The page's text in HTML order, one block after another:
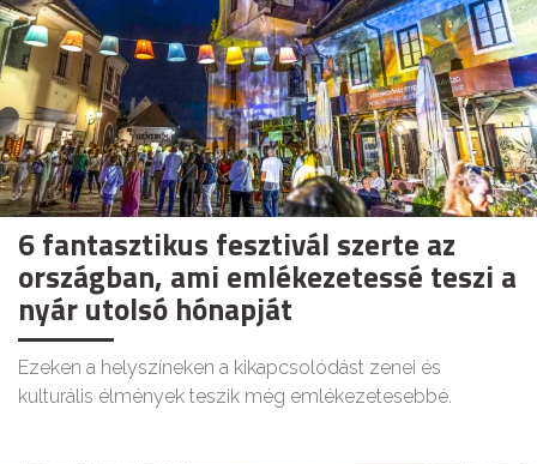
6 fantasztikus fesztivál szerte az
országban, ami emlékezetessé teszi a
nyár utolsó hónapját
Ezeken a helyszíneken a kikapcsolódást zenei és
kulturális élmények teszik még emlékezetesebbé.